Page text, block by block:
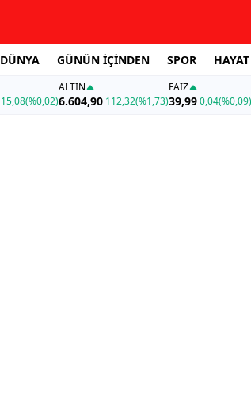
DÜNYA GÜNÜN İÇİNDEN SPOR HAYAT
15,08(%0,02)
ALTIN
6.604,90 112,32(%1,73)
FAİZ
39,990,04(%0,09)